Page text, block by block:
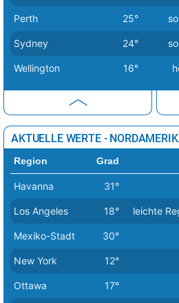
Chisinau
Kopenhagen 10°
Lissabon 24°
Ljubljana 22°
London 19°
Luxemburg 19°
Madrid 25°
Minsk
Perth 25°
Sydney 24°
Wellington 16°
AKTUELLE WERTE -
Region Grad
Havanna 31°
Los Angeles 18° leichte
Mexiko-Stadt 30°
New York 12°
Ottawa 17°